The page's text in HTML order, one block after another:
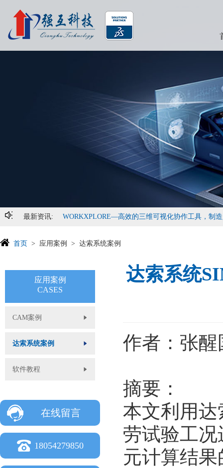
最新资讯: 强互科技CATIA/DELMIA培训班开始报名啦！
首页 应用案例 达索系统案例
应用案例
CASES
CAM案例
达索系统案例
软件教程
在线留言
18054279850
达索系统
作者：张
摘要：
本文利用达
劳试验工
元计算结